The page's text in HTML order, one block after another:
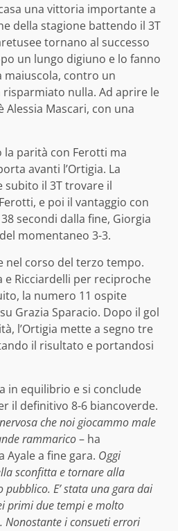
una vittoria importante a
della stagione battendo il 3T
tornano al successo
un lungo digiuno e lo fanno
contro un
nulla. Ad aprire le
Mascari, con una
parità con Ferotti ma
avanti l’Ortigia. La
subito il 3T trovare il
e poi il vantaggio con
secondi dalla fine, Giorgia
momentaneo 3-3.
nel corso del terzo tempo.
e Ricciardelli per reciproche
la numero 11 ospite
Grazia Sparacio. Dopo il gol
l’Ortigia mette a segno tre
il risultato e portandosi
in equilibrio e si conclude
il definitivo 8-6 biancoverde.
che noi giocammo male
rammarico– ha
a fine gara. Oggi
sconfitta e tornare alla
E’ stata una gara dai
primi due tempi e molto
Nonostante i consueti errori